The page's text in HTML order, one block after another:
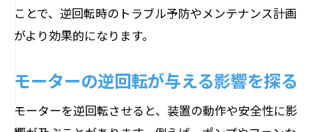
ことで、逆回転時のトラブル予防やメンテナンス計画
がより効果的になります。
モーターの逆回転が与える影響を探る
モーターを逆回転させると、装置の動作や安全性に影